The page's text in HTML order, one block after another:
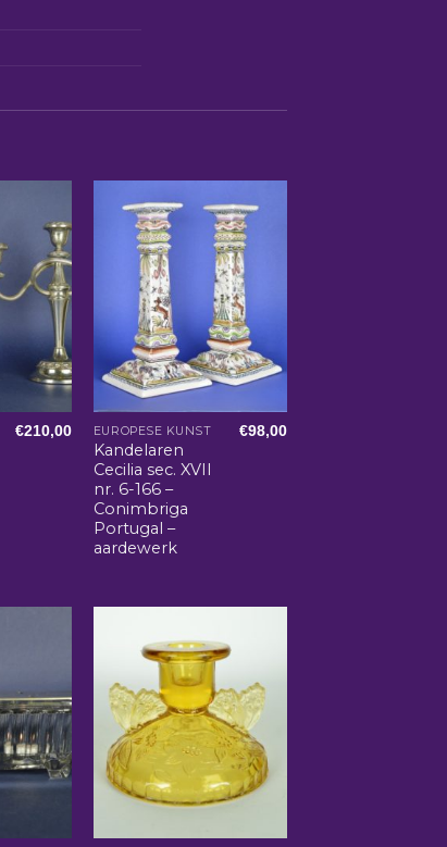
€210,00 EUROPESE KUNST
Kandelaren
Cecilia sec. XVII
nr. 6-166 –
Conimbriga
Portugal –
aardewerk
€98,00